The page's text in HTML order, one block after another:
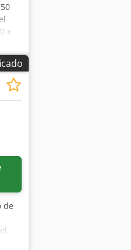
x
6,0
fija,
de